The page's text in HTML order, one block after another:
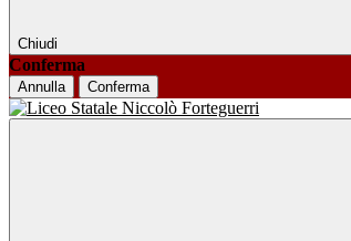
Chiudi
Conferma
Annulla Conferma